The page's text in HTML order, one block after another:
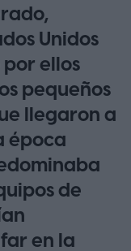
Unidos
ellos
pequeños
llegaron a
época
de
en la